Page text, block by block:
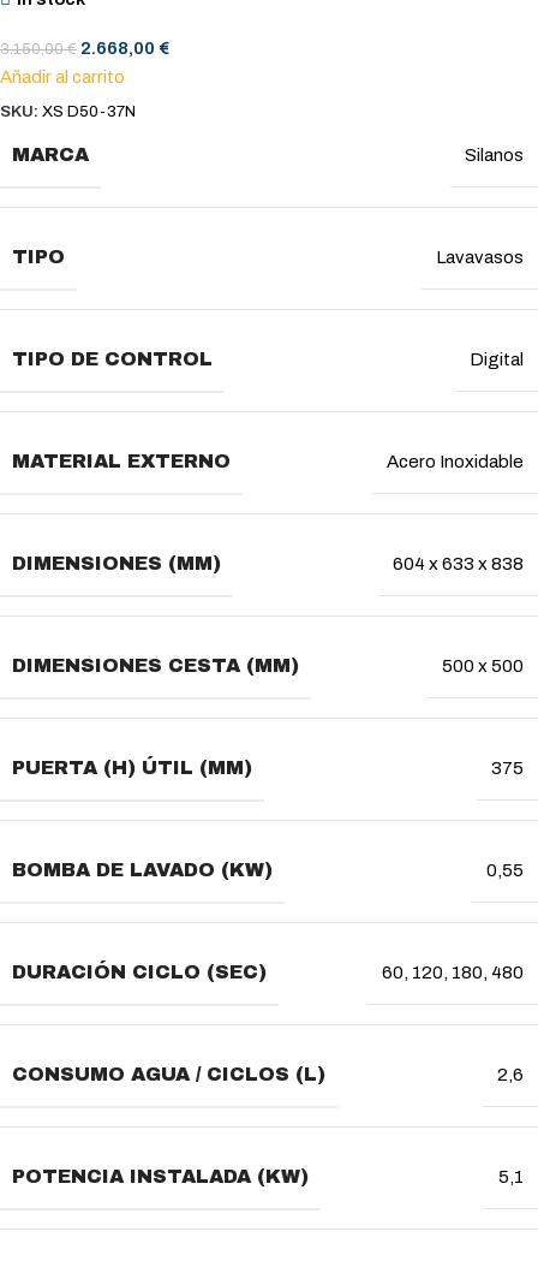
3.150,00€ 2.668,00 €
Añadir al carrito
SKU: XS D50-37N
MARCA Silanos
TIPO Lavavasos
TIPO DE CONTROL Digital
MATERIAL EXTERNO Acero Inoxidable
DIMENSIONES (MM) 604 x 633 x 838
DIMENSIONES CESTA (MM) 500 x 500
PUERTA (H) ÚTIL (MM) 375
BOMBA DE LAVADO (KW) 0,55
DURACIÓN CICLO (SEC) 60, 120, 180, 480
CONSUMO AGUA / CICLOS (L) 2,6
POTENCIA INSTALADA (KW) 5,1